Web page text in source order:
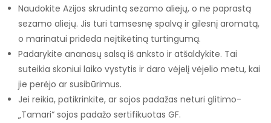
Naudokite Azijos skrudintą sezamo aliejų, o ne paprastą
sezamo aliejų. Jis turi tamsesnę spalvą ir gilesnį aromatą,
o marinatui prideda neįtikėtiną turtingumą.
Padarykite ananasų salsą iš anksto ir atšaldykite. Tai
suteikia skoniui laiko vystytis ir daro vėjelį vėjelio metu, kai
jie perėjo ar susibūrimus.
Jei reikia, patikrinkite, ar sojos padažas neturi glitimo-
„Tamari“ sojos padažo sertifikuotas GF.